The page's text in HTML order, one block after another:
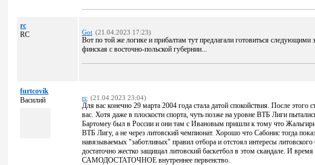
rc
RC
Got (21.04.2023 17:23)
Вот по той же логике и прибалтам тут предлагали готовиться
финская с восточно-польской губернии...
furtcovik
Василий
rc (21.04.2023 23:04)
Для вас конечно 29 марта 2004 года стала датой спокойствия. После этого
вас. Хотя даже в плоскости спорта, чуть позже на уровне ВТБ Лиги
Бартомеу был в России и они там с Ивановым пришли к тому что
ВТБ Лигу, а не через литовский чемпионат. Хорошо что Сабонис тогда
навязываемых "заботливых" правил отбора и отстоял интересы литовского
достаточно жестко защищал литовский баскетбол в этом скандале. И
САМОДОСТАТОЧНОЕ внутреннее первенство.